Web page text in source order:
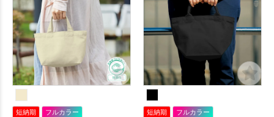
色も12色展開でお好みの色を
選べます。企業やブランドイ
メージに合わせた本体色をお
選びいただければより高い販
促効果が期待できます。
短納期
フルカラー
短納期
フルカラー